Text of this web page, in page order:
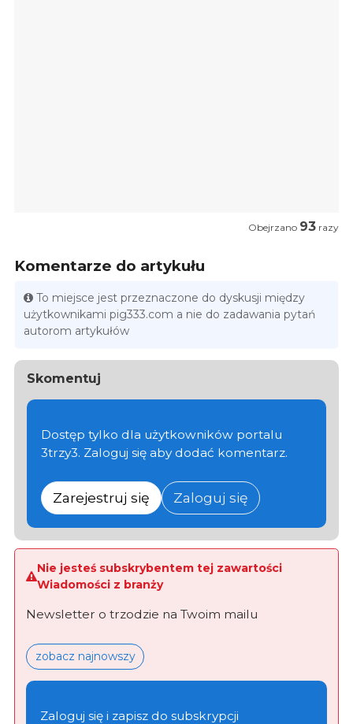
Obejrzano 93 razy
Komentarze do artykułu
To miejsce jest przeznaczone do dyskusji między
użytkownikami pig333.com a nie do zadawania pytań
autorom artykułów
Skomentuj
Dostęp tylko dla użytkowników portalu
3trzy3. Zaloguj się aby dodać komentarz.
Zarejestruj się Zaloguj się
Nie jesteś subskrybentem tej zawartości
Wiadomości z branży
Newsletter o trzodzie na Twoim mailu
zobacz najnowszy
Zaloguj się i zapisz do subskrypcji